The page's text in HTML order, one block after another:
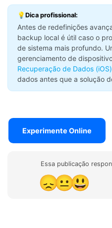
💡Dica profissional:
Antes de redefinições
backup local é útil caso o
de sistema mais profundo.
gerenciamento de
Recuperação de Dados (iOS)
dados antes que a solução
Experimente Online
Essa publicação
😞😐😃